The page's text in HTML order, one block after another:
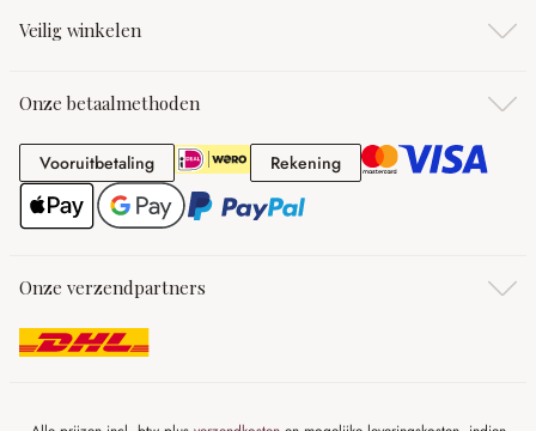
Veilig winkelen
Onze betaalmethoden
VooruitbetalingVooruitbetaling RekeningRekening
Onze verzendpartners